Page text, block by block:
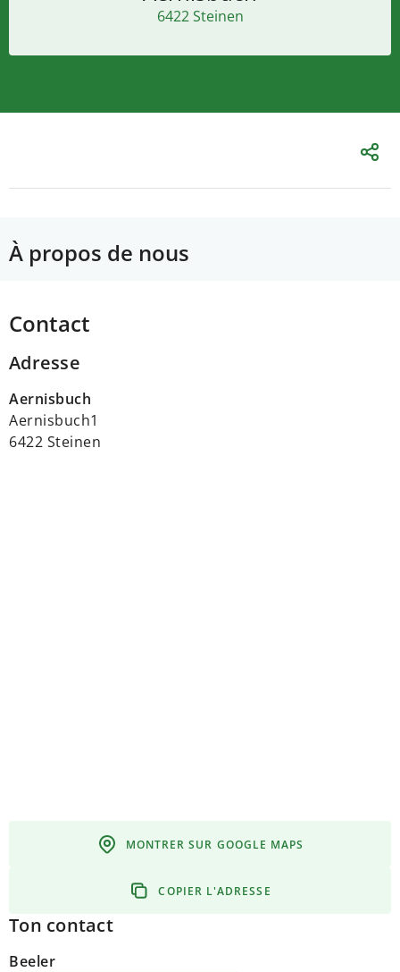
6422 Steinen
À propos de nous
Contact
Adresse
Aernisbuch
Aernisbuch1
6422 Steinen
MONTRER SUR GOOGLE MAPS
COPIER L'ADRESSE
Ton contact
Beeler